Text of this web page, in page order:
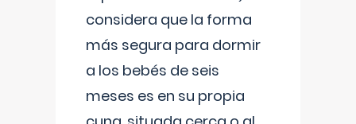
considera que la forma
más segura para dormir
a los bebés de seis
meses es en su propia